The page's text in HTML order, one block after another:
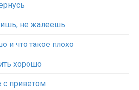
не жалеешь
и что такое плохо
хорошо
с приветом